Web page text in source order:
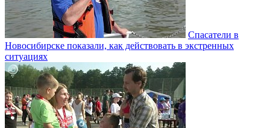
Спасатели в
Новосибирске показали, как действовать в экстренных
ситуациях